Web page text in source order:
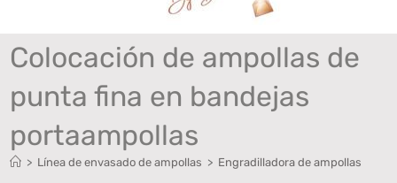
Colocación de ampollas de
punta fina en bandejas
portaampollas
> Línea de envasado de ampollas > Engradilladora de ampollas